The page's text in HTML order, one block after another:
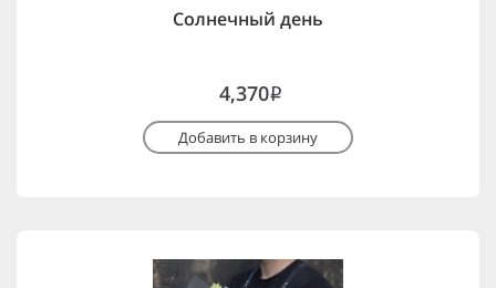
Солнечный день
4,370i
Добавить в корзину